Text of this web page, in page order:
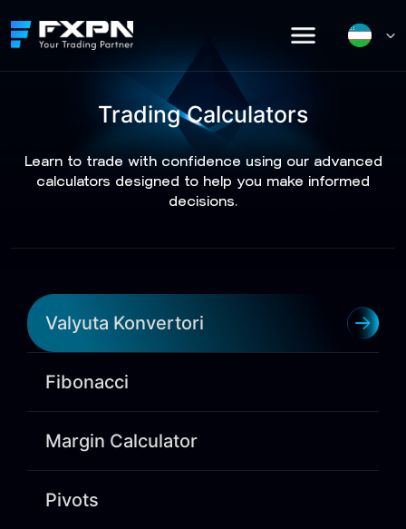
to
content
Trading Calculators
Learn to trade with confidence using our advanced
calculators designed to help you make informed
decisions.
Valyuta Konvertori
Fibonacci
Margin Calculator
Pivots